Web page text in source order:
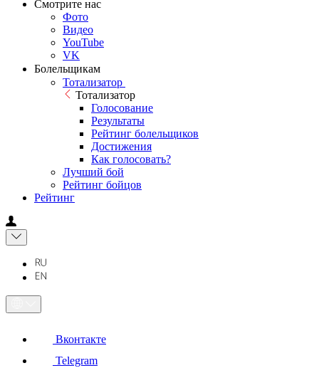
Смотрите нас
Фото
Видео
YouTube
VK
Болельщикам
Тотализатор
Тотализатор
Голосование
Результаты
Рейтинг болельщиков
Достижения
Как голосовать?
Лучший бой
Рейтинг бойцов
Рейтинг
Вконтакте
Telegram